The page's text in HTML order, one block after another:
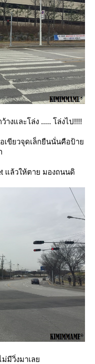
งและโล่ง ..... โล่งไป!!!!
อเขียวจุดเล็กยืนนั่นคือป้า
แล้วให้ตาย มองถนนดิ
ม่มีวิ่งมาเล